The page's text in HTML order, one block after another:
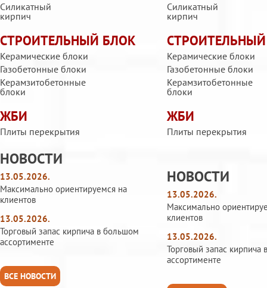
Силикатный
кирпич
СТРОИТЕЛЬНЫЙ БЛОК
Керамические блоки
Газобетонные блоки
Керамзитобетонные
блоки
ЖБИ
Плиты перекрытия
НОВОСТИ
13.05.2026.
Максимально ориентируемся на
клиентов
13.05.2026.
Торговый запас кирпича в большом
ассортименте
ВСЕ НОВОСТИ
Силикатный
кирпич
Керамические блоки
Газобетонные блоки
Керамзитобетонные
блоки
ЖБИ
Плиты перекрытия
НОВОСТИ
13.05.2026.
Максимально
клиентов
13.05.2026.
Торговый запас кирпича
ассортименте